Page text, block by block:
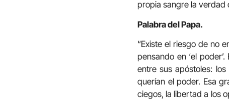
propia sangre la verdad
Palabra del Papa.
“Existe el riesgo de no
pensando en ‘el
entre sus apóstoles:
querían el poder. Esa
ciegos, la libertad a los